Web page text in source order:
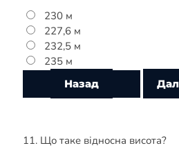
230 м
227,6 м
232,5 м
235 м
11. Що таке відносна висота?